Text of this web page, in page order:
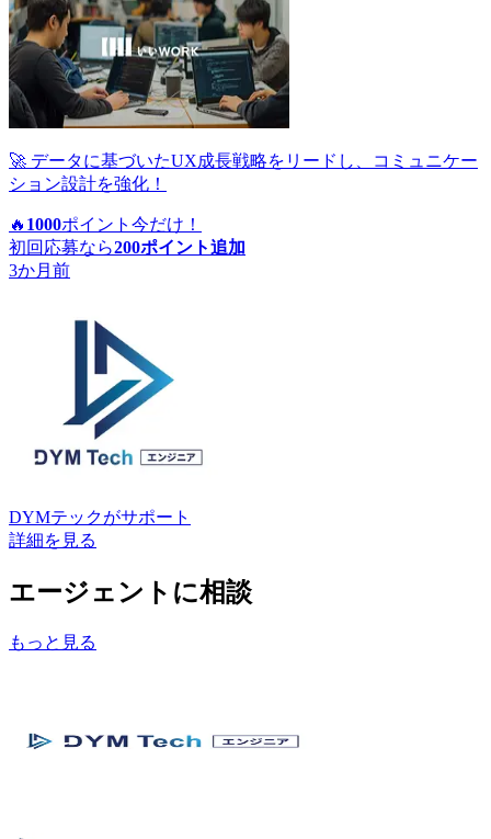
🚀 データに基づいたUX成長戦略をリードし、コミュニケー
ション設計を強化！
🔥 1000ポイント 今だけ！
初回応募なら200ポイント追加
3か月前
DYMテックがサポート
詳細を見る
エージェントに相談
もっと見る